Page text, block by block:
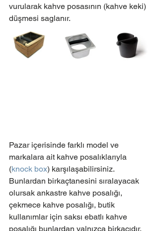
vurularak kahve posasının (kahve keki)
düşmesi saglanır.
Pazar içerisinde farklı model ve
markalara ait kahve posalıklarıyla
(knock box) karşılaşabilirsiniz.
Bunlardan birkaçtanesini sıralayacak
olursak ankastre kahve posalığı,
çekmece kahve posalığı, butik
kullanımlar için saksı ebatlı kahve
posalığı bunlardan yalnızca birkaçıdır.